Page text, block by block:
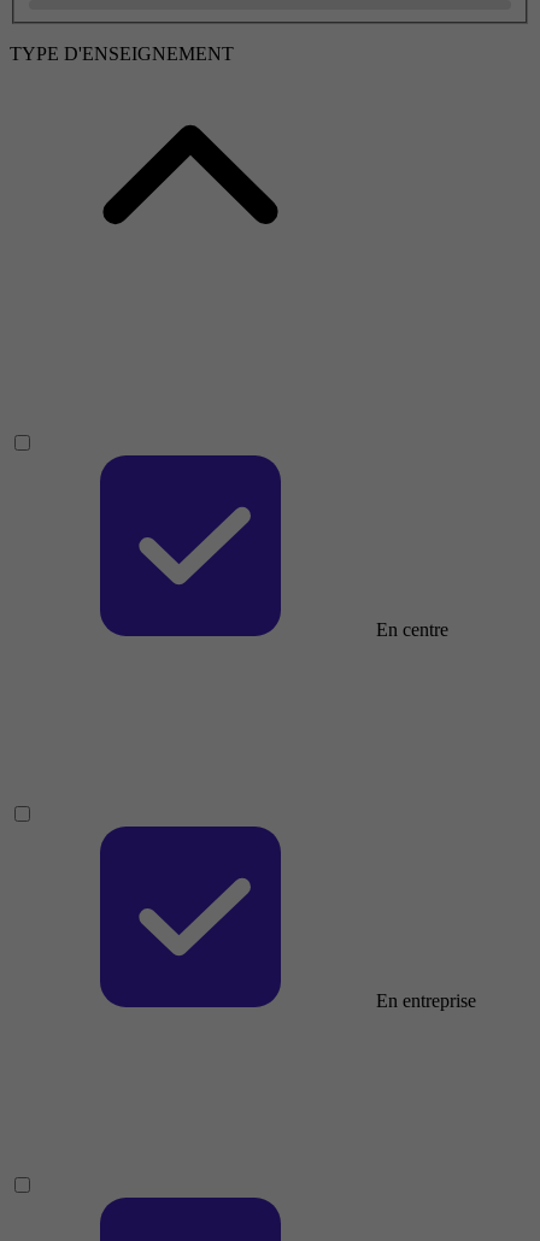
TYPE D'ENSEIGNEMENT
En centre
En entreprise